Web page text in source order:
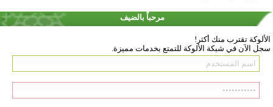
مرحباً بالضيف
الألوكة تقترب منك أكثر!
سجل الآن في شبكة الألوكة للتمتع بخدمات مميزة.